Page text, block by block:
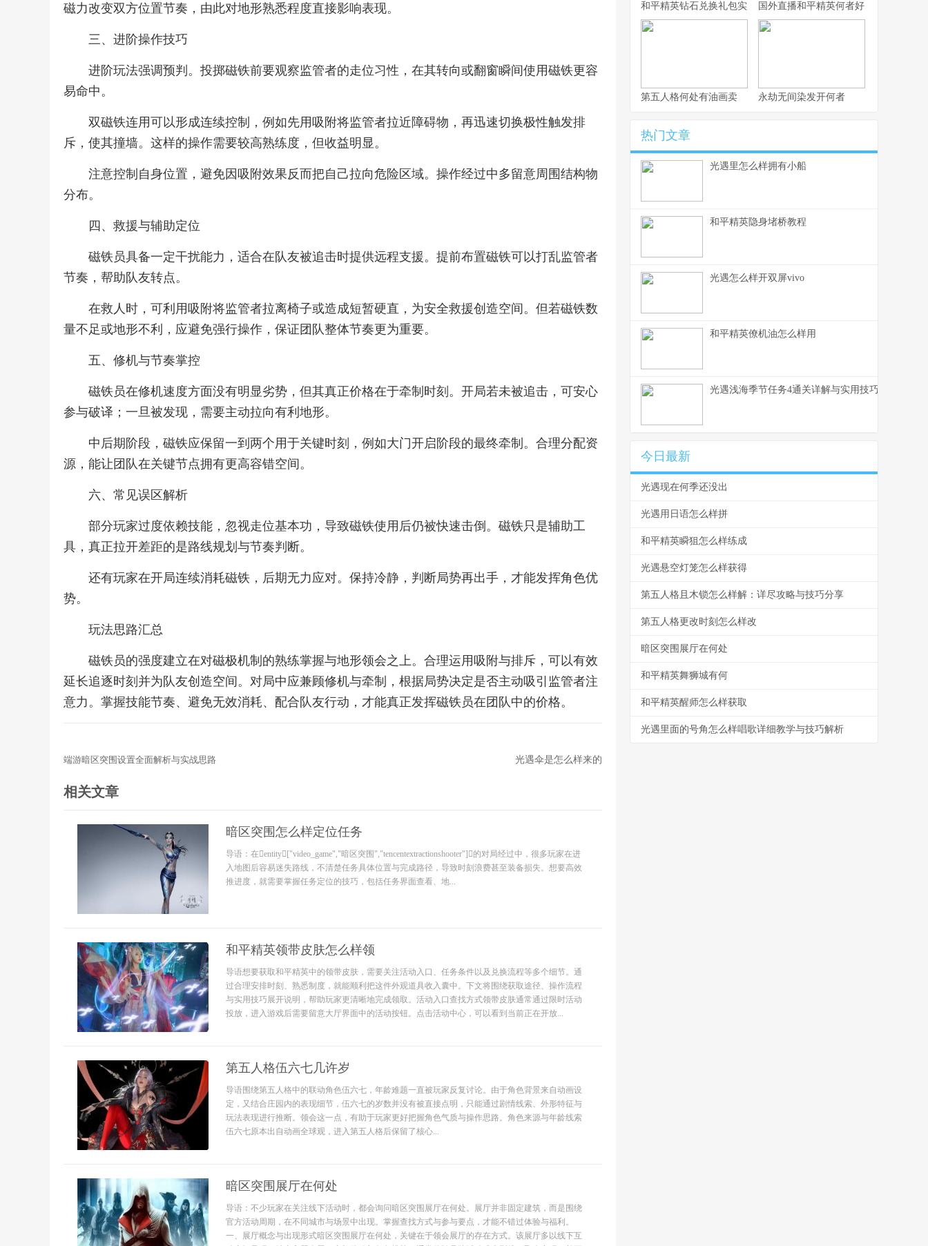
磁力改变双方位置节奏，由此对地形熟悉程度直接影响表现。
三、进阶操作技巧
进阶玩法强调预判。投掷磁铁前要观察监管者的走位习性，在其转向或翻窗瞬间使用磁铁更容
易命中。
双磁铁连用可以形成连续控制，例如先用吸附将监管者拉近障碍物，再迅速切换极性触发排
斥，使其撞墙。这样的操作需要较高熟练度，但收益明显。
注意控制自身位置，避免因吸附效果反而把自己拉向危险区域。操作经过中多留意周围结构物
分布。
四、救援与辅助定位
磁铁员具备一定干扰能力，适合在队友被追击时提供远程支援。提前布置磁铁可以打乱监管者
节奏，帮助队友转点。
在救人时，可利用吸附将监管者拉离椅子或造成短暂硬直，为安全救援创造空间。但若磁铁数
量不足或地形不利，应避免强行操作，保证团队整体节奏更为重要。
五、修机与节奏掌控
磁铁员在修机速度方面没有明显劣势，但其真正价格在于牵制时刻。开局若未被追击，可安心
参与破译；一旦被发现，需要主动拉向有利地形。
中后期阶段，磁铁应保留一到两个用于关键时刻，例如大门开启阶段的最终牵制。合理分配资
源，能让团队在关键节点拥有更高容错空间。
六、常见误区解析
部分玩家过度依赖技能，忽视走位基本功，导致磁铁使用后仍被快速击倒。磁铁只是辅助工
具，真正拉开差距的是路线规划与节奏判断。
还有玩家在开局连续消耗磁铁，后期无力应对。保持冷静，判断局势再出手，才能发挥角色优
势。
玩法思路汇总
磁铁员的强度建立在对磁极机制的熟练掌握与地形领会之上。合理运用吸附与排斥，可以有效
延长追逐时刻并为队友创造空间。对局中应兼顾修机与牵制，根据局势决定是否主动吸引监管者注
意力。掌握技能节奏、避免无效消耗、配合队友行动，才能真正发挥磁铁员在团队中的价格。
端游暗区突围设置全面解析与实战思路 光遇伞是怎么样来的
相关文章
暗区突围怎么样定位任务
导语：在entity["video_game","暗区突围","tencentextractionshooter"]的对局经过中，很多玩家在进
入地图后容易迷失路线，不清楚任务具体位置与完成路径，导致时刻浪费甚至装备损失。想要高效
推进度，就需要掌握任务定位的技巧，包括任务界面查看、地...
和平精英领带皮肤怎么样领
导语想要获取和平精英中的领带皮肤，需要关注活动入口、任务条件以及兑换流程等多个细节。通
过合理安排时刻、熟悉制度，就能顺利把这件外观道具收入囊中。下文将围绕获取途径、操作流程
与实用技巧展开说明，帮助玩家更清晰地完成领取。活动入口查找方式领带皮肤通常通过限时活动
投放，进入游戏后需要留意大厅界面中的活动按钮。点击活动中心，可以看到当前正在开放...
第五人格伍六七几许岁
导语围绕第五人格中的联动角色伍六七，年龄难题一直被玩家反复讨论。由于角色背景来自动画设
定，又结合庄园内的表现细节，伍六七的岁数并没有被直接点明，只能通过剧情线索、外形特征与
玩法表现进行推断。领会这一点，有助于玩家更好把握角色气质与操作思路。角色来源与年龄线索
伍六七原本出自动画全球观，进入第五人格后保留了核心...
暗区突围展厅在何处
导语：不少玩家在关注线下活动时，都会询问暗区突围展厅在何处。展厅并非固定建筑，而是围绕
官方活动周期，在不同城市与场景中出现。掌握查找方式与参与要点，才能不错过体验与福利。
一、展厅概念与出现形式暗区突围展厅在何处，关键在于领会展厅的存在方式。该展厅多以线下互
和平精英钻石兑换礼包实用攻略详解国外直播和平精英何者好
第五人格何处有油画卖 永劫无间染发开何者
热门文章
光遇里怎么样拥有小船
和平精英隐身堵桥教程
光遇怎么样开双屏vivo
和平精英僚机油怎么样用
光遇浅海季节任务4通关详解与实用技巧
今日最新
光遇现在何季还没出
光遇用日语怎么样拼
和平精英瞬狙怎么样练成
光遇悬空灯笼怎么样获得
第五人格且木锁怎么样解：详尽攻略与技巧分享
第五人格更改时刻怎么样改
暗区突围展厅在何处
和平精英舞狮城有何
和平精英醒师怎么样获取
光遇里面的号角怎么样唱歌详细教学与技巧解析